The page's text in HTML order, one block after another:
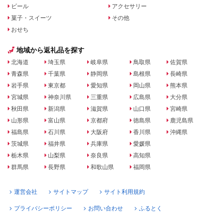
ビール
菓子・スイーツ
おせち
アクセサリー
その他
地域から返礼品を探す
北海道
青森県
岩手県
宮城県
秋田県
山形県
福島県
茨城県
栃木県
群馬県
埼玉県
千葉県
東京都
神奈川県
新潟県
富山県
石川県
福井県
山梨県
長野県
岐阜県
静岡県
愛知県
三重県
滋賀県
京都府
大阪府
兵庫県
奈良県
和歌山県
鳥取県
島根県
岡山県
広島県
山口県
徳島県
香川県
愛媛県
高知県
福岡県
佐賀県
長崎県
熊本県
大分県
宮崎県
鹿児島県
沖縄県
運営会社 サイトマップ サイト利用規約
プライバシーポリシー お問い合わせ ふるとく